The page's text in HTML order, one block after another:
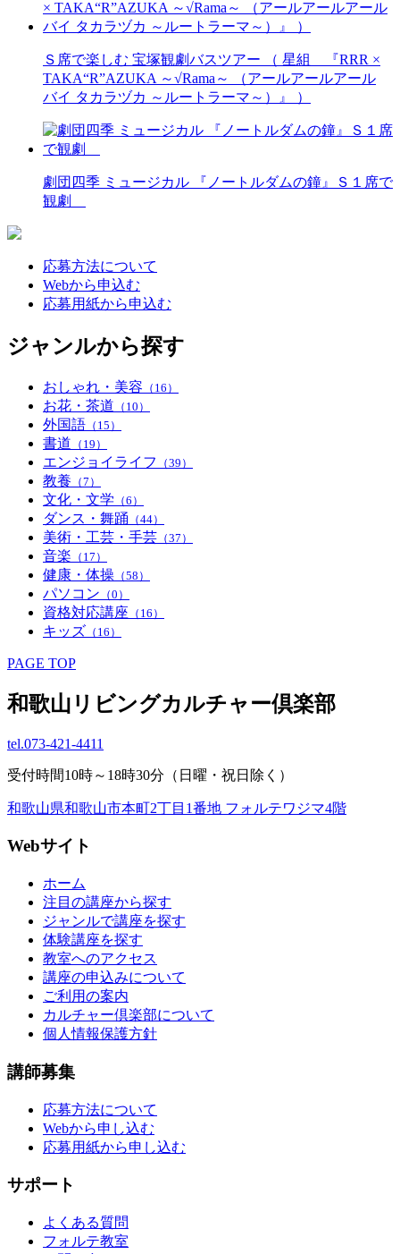
Ｓ席で楽しむ 宝塚観劇バスツアー （ 星組 『RRR ×
TAKA“R”AZUKA ～√Rama～ （アールアールアール
バイ タカラヅカ ～ルートラーマ～）』 ）
劇団四季 ミュージカル 『ノートルダムの鐘』Ｓ１席で
観劇
応募方法について
Webから申込む
応募用紙から申込む
ジャンルから探す
おしゃれ・美容 （16）
お花・茶道 （10）
外国語 （15）
書道 （19）
エンジョイライフ （39）
教養 （7）
文化・文学 （6）
ダンス・舞踊 （44）
美術・工芸・手芸 （37）
音楽 （17）
健康・体操 （58）
パソコン （0）
資格対応講座 （16）
キッズ （16）
PAGE TOP
和歌山リビングカルチャー倶楽部
tel.073-421-4411
受付時間10時～18時30分（日曜・祝日除く）
和歌山県和歌山市本町2丁目1番地 フォルテワジマ4階
Webサイト
ホーム
注目の講座から探す
ジャンルで講座を探す
体験講座を探す
教室へのアクセス
講座の申込みについて
ご利用の案内
カルチャー倶楽部について
個人情報保護方針
講師募集
応募方法について
Webから申し込む
応募用紙から申し込む
サポート
よくある質問
フォルテ教室